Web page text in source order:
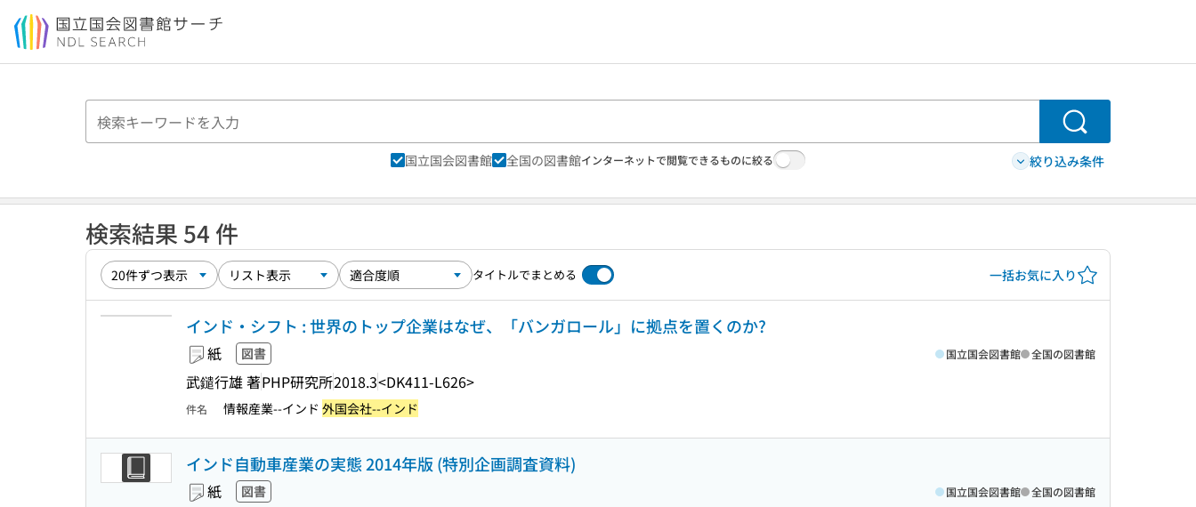
本文へ移動
検索
国立国会図書館 全国の図書館インターネットで閲覧できるものに絞る 絞り込み条件
検索結果 54 件
タイトルでまとめる 一括お気に入り
インド・シフト : 世界のトップ企業はなぜ、「バンガロール」に拠点を置くのか?
紙 図書
武鑓行雄 著PHP研究所2018.3<DK411-L626>
国立国会図書館 全国の図書館
件名 情報産業--インド 外国会社--インド
インド自動車産業の実態 2014年版 (特別企画調査資料)
紙 図書 国立国会図書館 全国の図書館